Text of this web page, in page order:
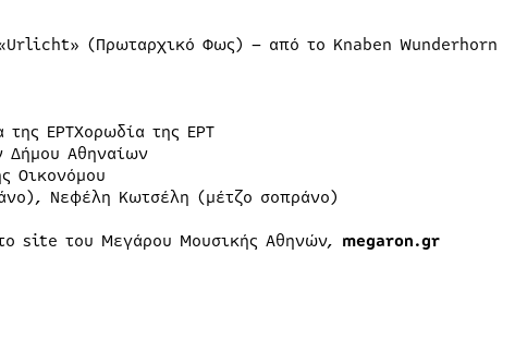
(Πρωταρχικό Φως) – από το Knaben Wunderhorn
της ΕΡΤΧορωδία της ΕΡΤ
Δήμου Αθηναίων
Οικονόμου
Νεφέλη Κωτσέλη (μέτζο σοπράνο)
site του Μεγάρου Μουσικής Αθηνών, megaron.gr